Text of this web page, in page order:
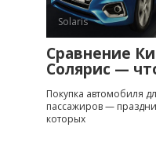
Solaris
Сравнение
Солярис —
Покупка автомобиля
пассажиров —
которых